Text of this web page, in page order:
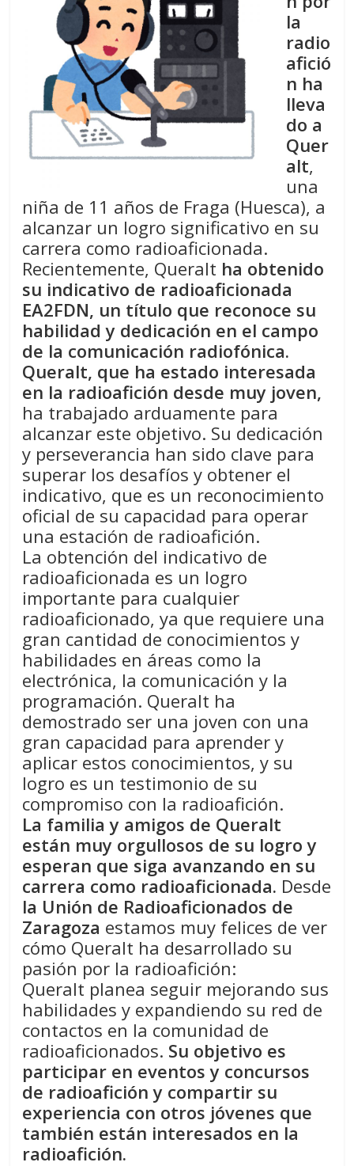
Zaragoza
la
radio
afició
n ha
lleva
do a
Quer
alt,
una
niña de 11 años de Fraga (Huesca), a
alcanzar un logro significativo en su
carrera como radioaficionada.
Recientemente, Queralt ha obtenido
su indicativo de radioaficionada
EA2FDN, un título que reconoce su
habilidad y dedicación en el campo
de la comunicación radiofónica.
Queralt, que ha estado interesada
en la radioafición desde muy joven,
ha trabajado arduamente para
alcanzar este objetivo. Su dedicación
y perseverancia han sido clave para
superar los desafíos y obtener el
indicativo, que es un reconocimiento
oficial de su capacidad para operar
una estación de radioafición.
La obtención del indicativo de
radioaficionada es un logro
importante para cualquier
radioaficionado, ya que requiere una
gran cantidad de conocimientos y
habilidades en áreas como la
electrónica, la comunicación y la
programación. Queralt ha
demostrado ser una joven con una
gran capacidad para aprender y
aplicar estos conocimientos, y su
logro es un testimonio de su
compromiso con la radioafición.
La familia y amigos de Queralt
están muy orgullosos de su logro y
esperan que siga avanzando en su
carrera como radioaficionada. Desde
la Unión de Radioaficionados de
Zaragoza estamos muy felices de ver
cómo Queralt ha desarrollado su
pasión por la radioafición:
Queralt planea seguir mejorando sus
habilidades y expandiendo su red de
contactos en la comunidad de
radioaficionados. Su objetivo es
participar en eventos y concursos
de radioafición y compartir su
experiencia con otros jóvenes que
también están interesados en la
radioafición.